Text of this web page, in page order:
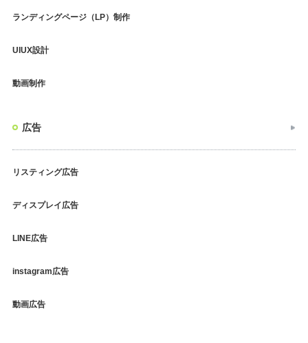
ランディングページ（LP）制作
UIUX設計
動画制作
広告
リスティング広告
ディスプレイ広告
LINE広告
instagram広告
動画広告